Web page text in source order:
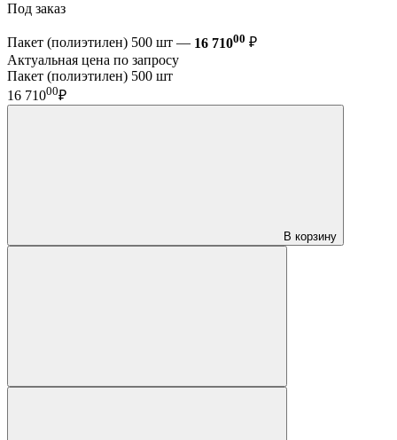
Под заказ
Пакет (полиэтилен) 500 шт — 16 71000 ₽
Актуальная цена по запросу
Пакет (полиэтилен) 500 шт
16 71000₽
В корзину